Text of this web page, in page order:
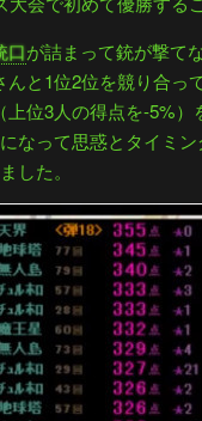
口が詰まって銃が撃て
と1位2位を競り合
位3人の得点を-5%
なって思惑とタイミ
した。